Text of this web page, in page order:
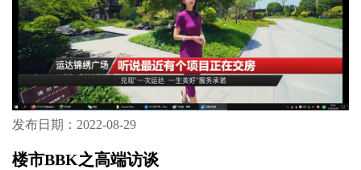
发布日期：2022-08-29
楼市BBK之高端访谈